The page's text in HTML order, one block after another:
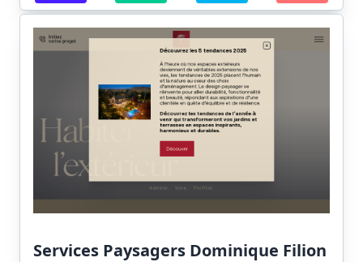
Services Paysagers Dominique Filion